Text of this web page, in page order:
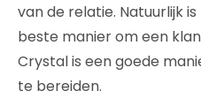
van de relatie. Natuurlijk
beste manier om een
Crystal is een goede
te bereiden.